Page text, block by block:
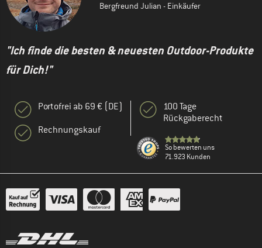
Bergfreund Julian - Einkäufer
"Ich finde die besten & neuesten Outdoor-Produkte
für Dich!"
Portofrei ab 69 € (DE)
Rechnungskauf
100 Tage
Rückgaberecht
So bewerten uns
71.923 Kunden